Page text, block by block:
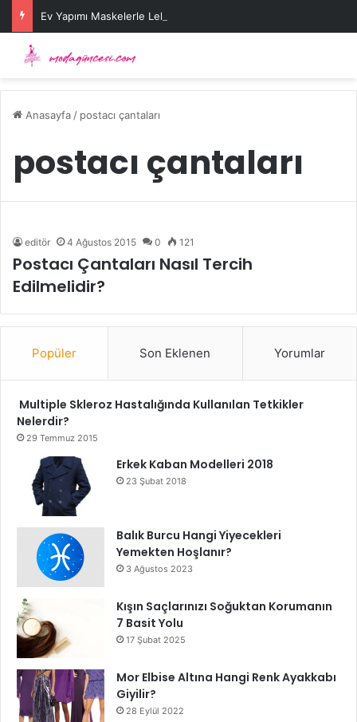
Ev Yapımı Maskelerle Leke Sorununa Çözüm Önerileri
Anasayfa / postacı çantaları
postacı çantaları
editör 4 Ağustos 2015 0 121
Postacı Çantaları Nasıl Tercih
Edilmelidir?
Popüler Son Eklenen Yorumlar
Multiple Skleroz Hastalığında Kullanılan Tetkikler
Nelerdir?
29 Temmuz 2015
Erkek Kaban Modelleri 2018
23 Şubat 2018
Balık Burcu Hangi Yiyecekleri
Yemekten Hoşlanır?
3 Ağustos 2023
Kışın Saçlarınızı Soğuktan Korumanın
7 Basit Yolu
17 Şubat 2025
Mor Elbise Altına Hangi Renk Ayakkabı
Giyilir?
28 Eylül 2022